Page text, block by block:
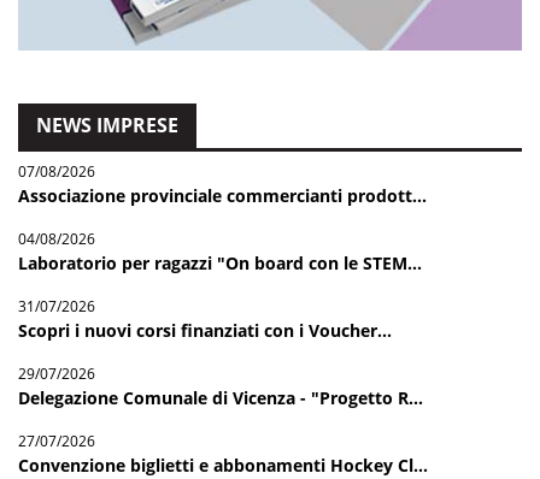
NEWS IMPRESE
07/08/2026
Associazione provinciale commercianti prodott...
04/08/2026
Laboratorio per ragazzi "On board con le STEM...
31/07/2026
Scopri i nuovi corsi finanziati con i Voucher...
29/07/2026
Delegazione Comunale di Vicenza - "Progetto R...
27/07/2026
Convenzione biglietti e abbonamenti Hockey Cl...